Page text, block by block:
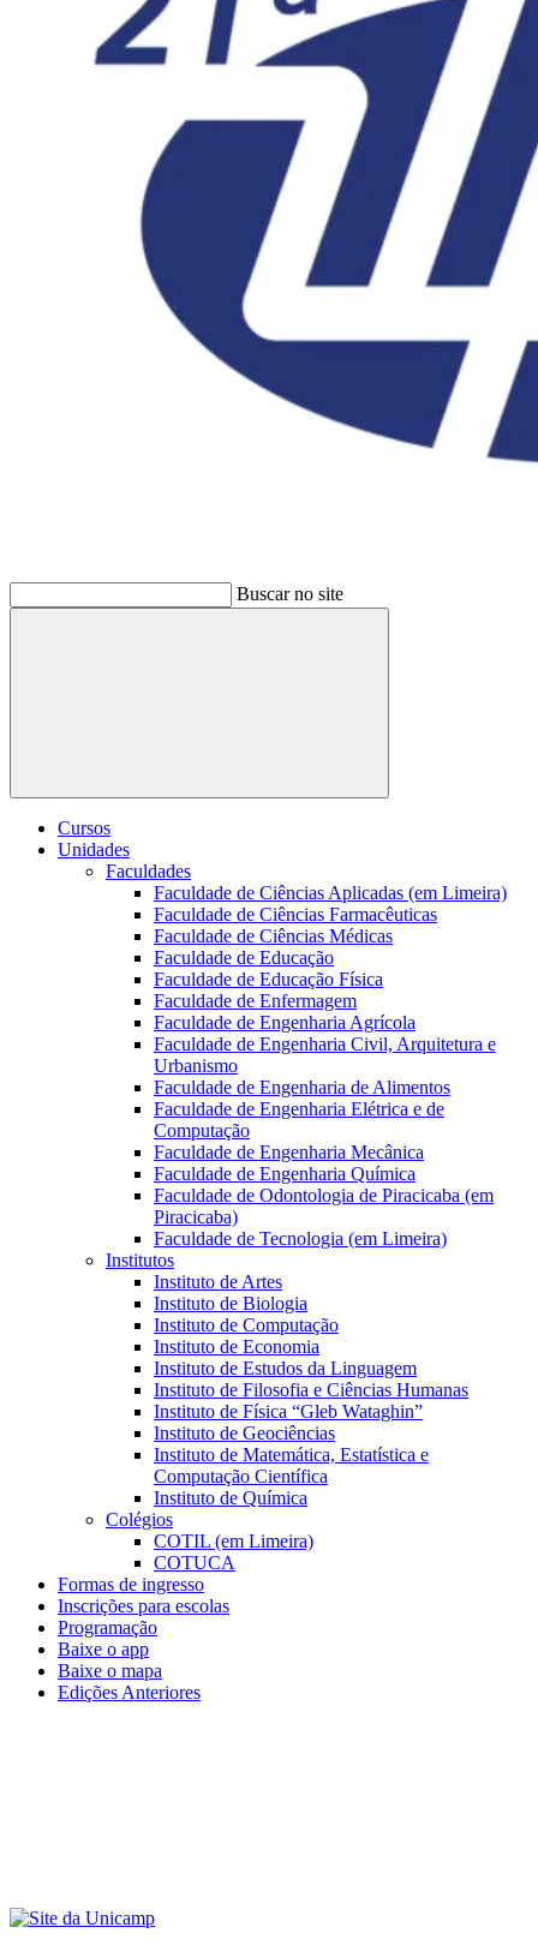
Buscar no site
Buscar
Cursos
Unidades
Faculdades
Faculdade de Ciências Aplicadas (em Limeira)
Faculdade de Ciências Farmacêuticas
Faculdade de Ciências Médicas
Faculdade de Educação
Faculdade de Educação Física
Faculdade de Enfermagem
Faculdade de Engenharia Agrícola
Faculdade de Engenharia Civil, Arquitetura e
Urbanismo
Faculdade de Engenharia de Alimentos
Faculdade de Engenharia Elétrica e de
Computação
Faculdade de Engenharia Mecânica
Faculdade de Engenharia Química
Faculdade de Odontologia de Piracicaba (em
Piracicaba)
Faculdade de Tecnologia (em Limeira)
Institutos
Instituto de Artes
Instituto de Biologia
Instituto de Computação
Instituto de Economia
Instituto de Estudos da Linguagem
Instituto de Filosofia e Ciências Humanas
Instituto de Física “Gleb Wataghin”
Instituto de Geociências
Instituto de Matemática, Estatística e
Computação Científica
Instituto de Química
Colégios
COTIL (em Limeira)
COTUCA
Formas de ingresso
Inscrições para escolas
Programação
Baixe o app
Baixe o mapa
Edições Anteriores